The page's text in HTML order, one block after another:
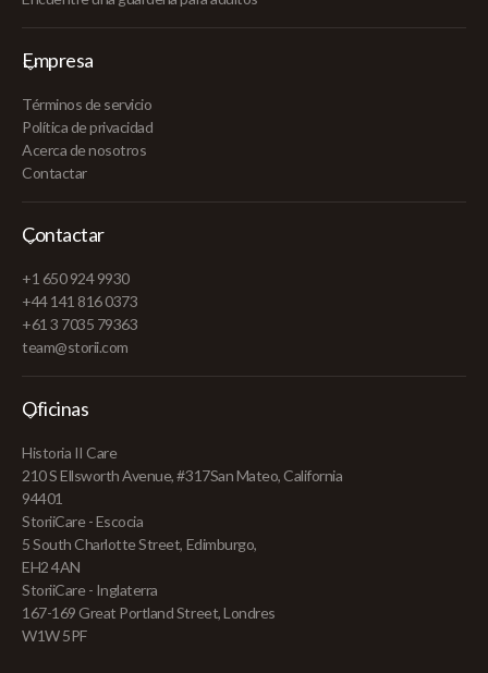
Empresa
Términos de servicio
Política de privacidad
Acerca de nosotros
Contactar
Contactar
+1 650 924 9930
+44 141 816 0373
+61 3 7035 79363
team@storii.com
Oficinas
Historia II Care
210 S Ellsworth Avenue, #317San Mateo, California
94401
StoriiCare - Escocia
5 South Charlotte Street, Edimburgo,
EH2 4AN
StoriiCare - Inglaterra
167-169 Great Portland Street, Londres
W1W 5PF